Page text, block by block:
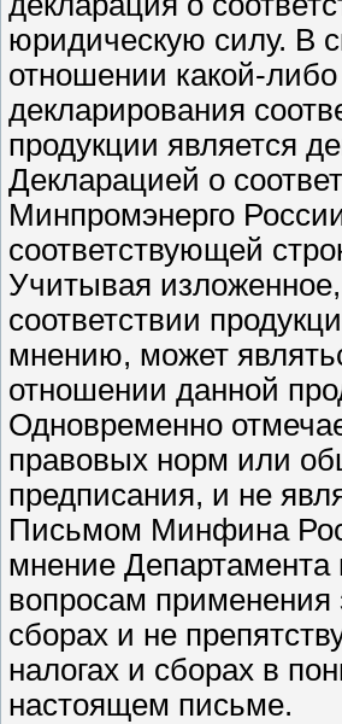
юридическую силу. В
отношении какой-
декларирования
продукции является
Декларацией о
Минпромэнерго
соответствующей
Учитывая
соответствии
мнению, может
отношении данной
Одновременно
правовых норм или
предписания, и не
Письмом Минфина
мнение
вопросам применения
сборах и не
налогах и сборах в
настоящем письме.